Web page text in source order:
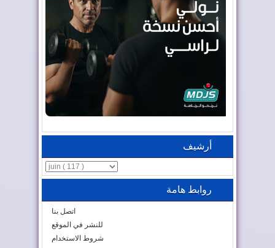
أرشيف
روابط هامة
اتصل بنا
للنشر في الموقع
شروط الاستخدام